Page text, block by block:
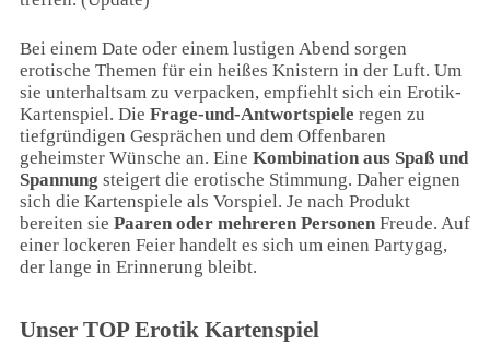
Bei einem Date oder einem lustigen Abend sorgen
erotische Themen für ein heißes Knistern in der Luft. Um
sie unterhaltsam zu verpacken, empfiehlt sich ein Erotik-
Kartenspiel. Die Frage-und-Antwortspiele regen zu
tiefgründigen Gesprächen und dem Offenbaren
geheimster Wünsche an. Eine Kombination aus Spaß und
Spannung steigert die erotische Stimmung. Daher eignen
sich die Kartenspiele als Vorspiel. Je nach Produkt
bereiten sie Paaren oder mehreren Personen Freude. Auf
einer lockeren Feier handelt es sich um einen Partygag,
der lange in Erinnerung bleibt.
Unser TOP Erotik Kartenspiel